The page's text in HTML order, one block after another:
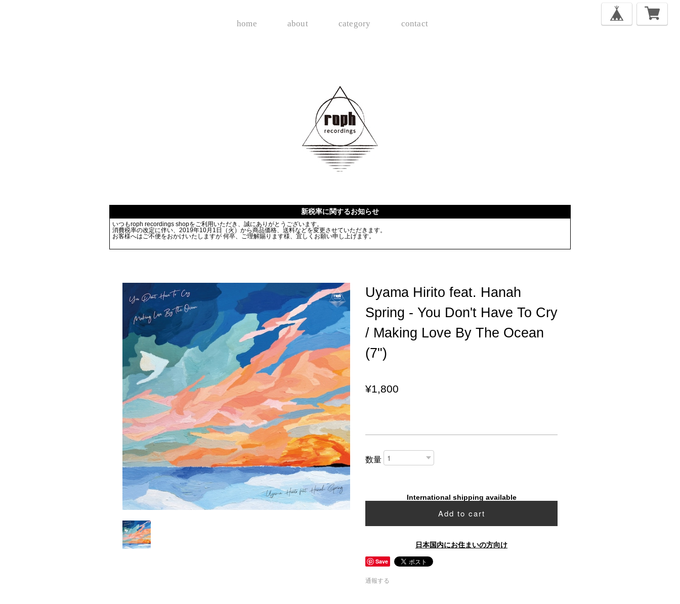
home about category contact
新税率に関するお知らせ
いつもroph recordings shopをご利用いただき、誠にありがとうございます。
消費税率の改定に伴い、2019年10月1日（火）から商品価格、送料などを変更させていただきます。
お客様へはご不便をおかけいたしますが 何卒、ご理解賜ります様、宜しくお願い申し上げます。
Uyama Hirito feat. Hanah
Spring - You Don't Have To Cry
/ Making Love By The Ocean
(7")
¥1,800
数量
International shipping available
Add to cart
日本国内にお住まいの方向け
Save
通報する